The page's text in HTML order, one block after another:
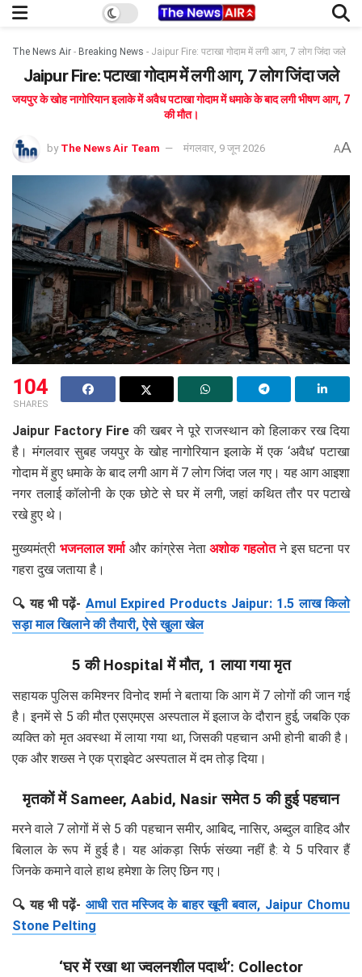
The News Air - Breaking News - Jaipur Fire: पटाखा गोदाम में लगी आग, 7 लोग जिंदा जले
Jaipur Fire: पटाखा गोदाम में लगी आग, 7 लोग जिंदा जले
जयपुर के खोह नागोरियान इलाके में अवैध पटाखा गोदाम में धमाके के बाद लगी भीषण आग, 7
की मौत।
by The News Air Team मंगलवार, 9 जून 2026 AA
104
SHARES
Jaipur Factory Fire की खबर ने पूरे राजस्थान को हिलाकर रख दिया
है। मंगलवार सुबह जयपुर के खोह नागोरियान इलाके में एक ‘अवैध’ पटाखा
गोदाम में हुए धमाके के बाद लगी आग में 7 लोग जिंदा जल गए। यह आग आइशा
नगर तलाई कॉलोनी के एक छोटे से घर में लगी, जहां कथित तौर पर पटाखे
रखे हुए थे।
मुख्यमंत्री भजनलाल शर्माऔर कांग्रेस नेताअशोक गहलोतने इस घटना पर
गहरा दुख जताया है।
🔍 यह भी पढ़ें- Amul Expired Products Jaipur: 1.5 लाख किलो
सड़ा माल खिलाने की तैयारी, ऐसे खुला खेल
5 की Hospital में मौत, 1 लाया गया मृत
सहायक पुलिस कमिश्नर विनोद शर्मा ने बताया कि आग में 7 लोगों की जान गई
है। इनमें से 5 की मौत एसएमएस अस्पताल में इलाज के दौरान हुई, जबकि एक
व्यक्ति को मृत अवस्था में लाया गया था, जिसकी पहचान अभी होनी बाकी है।
एक और शख्स ने एक प्राइवेट अस्पताल में दम तोड़ दिया।
मृतकों में Sameer, Aabid, Nasir समेत 5 की हुई पहचान
मरने वाले 7 लोगों में से 5 की पहचान समीर, आबिद, नासिर, अब्दुल वाहिद और
बिलाल के रूप में हुई है। यह आंकड़ा सिर्फ संख्या नहीं है: ये 5 परिवार हैं
जिनके कमाने वाले हाथ हमेशा के लिए छिन गए।
🔍 यह भी पढ़ें- आधी रात मस्जिद के बाहर खूनी बवाल, Jaipur Chomu
Stone Pelting
‘घर में रखा था ज्वलनशील पदार्थ’: Collector